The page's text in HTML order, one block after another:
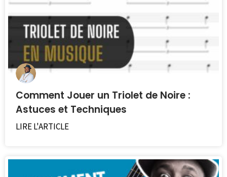
Comment Jouer un Triolet de Noire :
Astuces et Techniques
LIRE L'ARTICLE